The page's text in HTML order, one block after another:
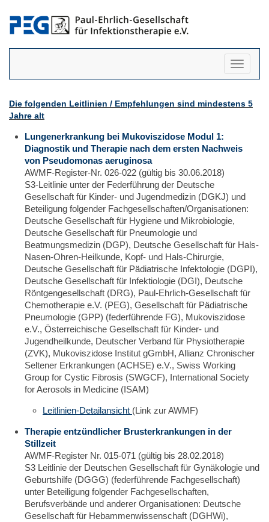
anzeigen
Die folgenden Leitlinien / Empfehlungen sind mindestens 5
Jahre alt
Lungenerkrankung bei Mukoviszidose Modul 1:
Diagnostik und Therapie nach dem ersten Nachweis
von Pseudomonas aeruginosa
AWMF-Register-Nr. 026-022 (gültig bis 30.06.2018)
S3-Leitlinie unter der Federführung der Deutsche
Gesellschaft für Kinder- und Jugendmedizin (DGKJ) und
Beteiligung folgender Fachgesellschaften/Organisationen:
Deutsche Gesellschaft für Hygiene und Mikrobiologie,
Deutsche Gesellschaft für Pneumologie und
Beatmungsmedizin (DGP), Deutsche Gesellschaft für Hals-
Nasen-Ohren-Heilkunde, Kopf- und Hals-Chirurgie,
Deutsche Gesellschaft für Pädiatrische Infektologie (DGPI),
Deutsche Gesellschaft für Infektiologie (DGI), Deutsche
Röntgengesellschaft (DRG), Paul-Ehrlich-Gesellschaft für
Chemotherapie e.V. (PEG), Gesellschaft für Pädiatrische
Pneumologie (GPP) (federführende FG), Mukoviszidose
e.V., Österreichische Gesellschaft für Kinder- und
Jugendheilkunde, Deutscher Verband für Physiotherapie
(ZVK), Mukoviszidose Institut gGmbH, Allianz Chronischer
Seltener Erkrankungen (ACHSE) e.V., Swiss Working
Group for Cystic Fibrosis (SWGCF), International Society
for Aerosols in Medicine (ISAM)
Leitlinien-Detailansicht (Link zur AWMF)
Therapie entzündlicher Brusterkrankungen in der
Stillzeit
AWMF-Register Nr. 015-071 (gültig bis 28.02.2018)
S3 Leitlinie der Deutschen Gesellschaft für Gynäkologie und
Geburtshilfe (DGGG) (federführende Fachgesellschaft)
unter Beteiligung folgender Fachgesellschaften,
Berufsverbände und anderer Organisationen: Deutsche
Gesellschaft für Hebammenwissenschaft (DGHWi),